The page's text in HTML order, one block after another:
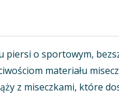
o sportowym,
materiału
z miseczkami, które